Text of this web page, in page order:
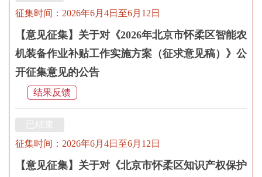
征集时间：2026年6月4日至6月12日
【意见征集】关于对《2026年北京市怀柔区智能农
机装备作业补贴工作实施方案（征求意见稿）》公
开征集意见的公告
结果反馈
已结束
征集时间：2026年6月4日至6月12日
【意见征集】关于对《北京市怀柔区知识产权保护